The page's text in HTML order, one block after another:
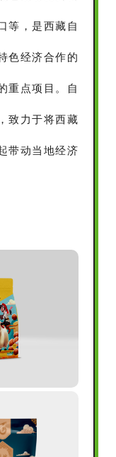
等，是西藏自
色经济合作的
重点项目。自
致力于将西藏
带动当地经济